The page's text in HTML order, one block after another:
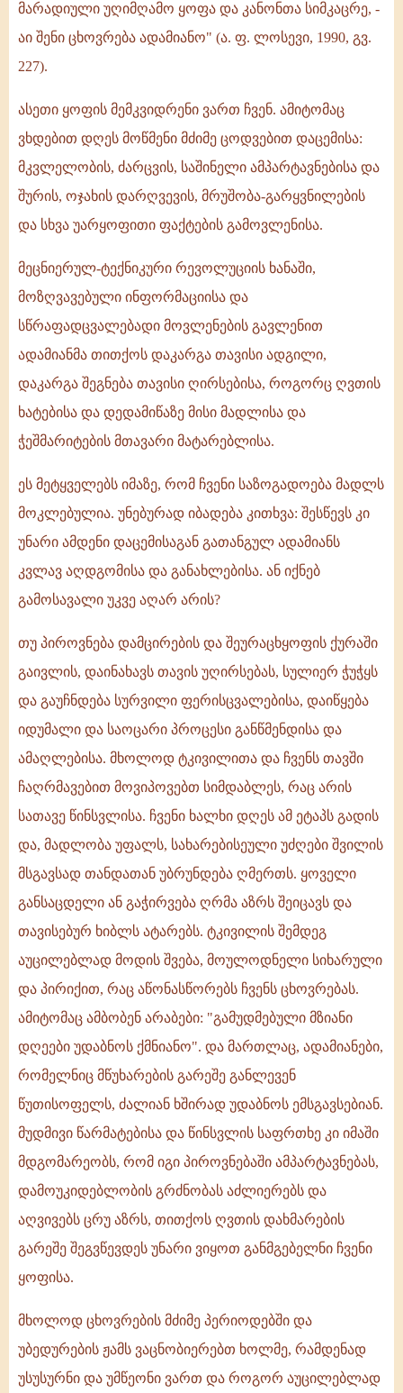
მარადიული უღიმღამო ყოფა და კანონთა სიმკაცრე, -
აი შენი ცხოვრება ადამიანო" (ა. ფ. ლოსევი, 1990, გვ.
227).
ასეთი ყოფის მემკვიდრენი ვართ ჩვენ. ამიტომაც
ვხდებით დღეს მოწმენი მძიმე ცოდვებით დაცემისა:
მკვლელობის, ძარცვის, საშინელი ამპარტავნებისა და
შურის, ოჯახის დარღვევის, მრუშობა-გარყვნილების
და სხვა უარყოფითი ფაქტების გამოვლენისა.
მეცნიერულ-ტექნიკური რევოლუციის ხანაში,
მოზღვავებული ინფორმაციისა და
სწრაფადცვალებადი მოვლენების გავლენით
ადამიანმა თითქოს დაკარგა თავისი ადგილი,
დაკარგა შეგნება თავისი ღირსებისა, როგორც ღვთის
ხატებისა და დედამიწაზე მისი მადლისა და
ჭეშმარიტების მთავარი მატარებლისა.
ეს მეტყველებს იმაზე, რომ ჩვენი საზოგადოება მადლს
მოკლებულია. უნებურად იბადება კითხვა: შესწევს კი
უნარი ამდენი დაცემისაგან გათანგულ ადამიანს
კვლავ აღდგომისა და განახლებისა. ან იქნებ
გამოსავალი უკვე აღარ არის?
თუ პიროვნება დამცირების და შეურაცხყოფის ქურაში
გაივლის, დაინახავს თავის უღირსებას, სულიერ ჭუჭყს
და გაუჩნდება სურვილი ფერისცვალებისა, დაიწყება
იდუმალი და საოცარი პროცესი განწმენდისა და
ამაღლებისა. მხოლოდ ტკივილითა და ჩვენს თავში
ჩაღრმავებით მოვიპოვებთ სიმდაბლეს, რაც არის
სათავე წინსვლისა. ჩვენი ხალხი დღეს ამ ეტაპს გადის
და, მადლობა უფალს, სახარებისეული უძღები შვილის
მსგავსად თანდათან უბრუნდება ღმერთს. ყოველი
განსაცდელი ან გაჭირვება ღრმა აზრს შეიცავს და
თავისებურ ხიბლს ატარებს. ტკივილის შემდეგ
აუცილებლად მოდის შვება, მოულოდნელი სიხარული
და პირიქით, რაც აწონასწორებს ჩვენს ცხოვრებას.
ამიტომაც ამბობენ არაბები: "გამუდმებული მზიანი
დღეები უდაბნოს ქმნიანო". და მართლაც, ადამიანები,
რომელნიც მწუხარების გარეშე განლევენ
წუთისოფელს, ძალიან ხშირად უდაბნოს ემსგავსებიან.
მუდმივი წარმატებისა და წინსვლის საფრთხე კი იმაში
მდგომარეობს, რომ იგი პიროვნებაში ამპარტავნებას,
დამოუკიდებლობის გრძნობას აძლიერებს და
აღვივებს ცრუ აზრს, თითქოს ღვთის დახმარების
გარეშე შეგვწევდეს უნარი ვიყოთ განმგებელნი ჩვენი
ყოფისა.
მხოლოდ ცხოვრების მძიმე პერიოდებში და
უბედურების ჟამს ვაცნობიერებთ ხოლმე, რამდენად
უსუსურნი და უმწეონი ვართ და როგორ აუცილებლად